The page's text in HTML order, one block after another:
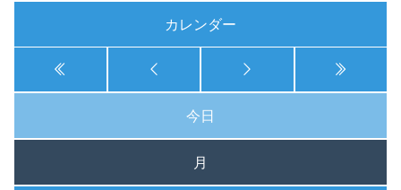
カレンダー
今日
月